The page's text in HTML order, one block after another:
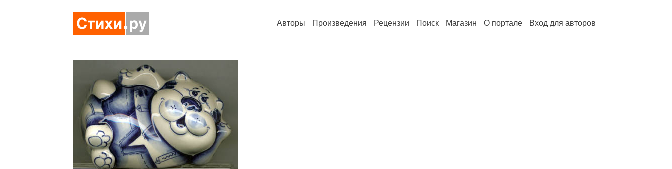
Авторы Произведения Рецензии Поиск Магазин О портале Вход для авторов